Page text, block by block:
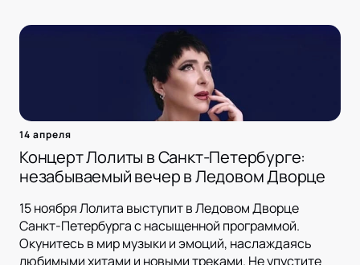
14 апреля
Концерт Лолиты в Санкт-Петербурге:
незабываемый вечер в Ледовом Дворце
15 ноября Лолита выступит в Ледовом Дворце
Санкт-Петербурга с насыщенной программой.
Окунитесь в мир музыки и эмоций, наслаждаясь
любимыми хитами и новыми треками. Не упустите